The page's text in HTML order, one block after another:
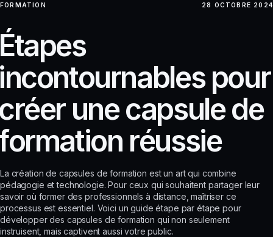
FORMATION
28 OCTOBRE 2024
tapes
ncontournables pour
réer unecapsulede
ormation réussie
La création de capsules de formation est un art qui combine
pédagogie et technologie. Pour ceux qui souhaitent partager leur
savoir où former des professionnels à distance, maîtriser ce
processus est essentiel. Voici un guide étape par étape pour
développer des capsules de formation qui non seulement
instruisent, mais captivent aussi votre public.